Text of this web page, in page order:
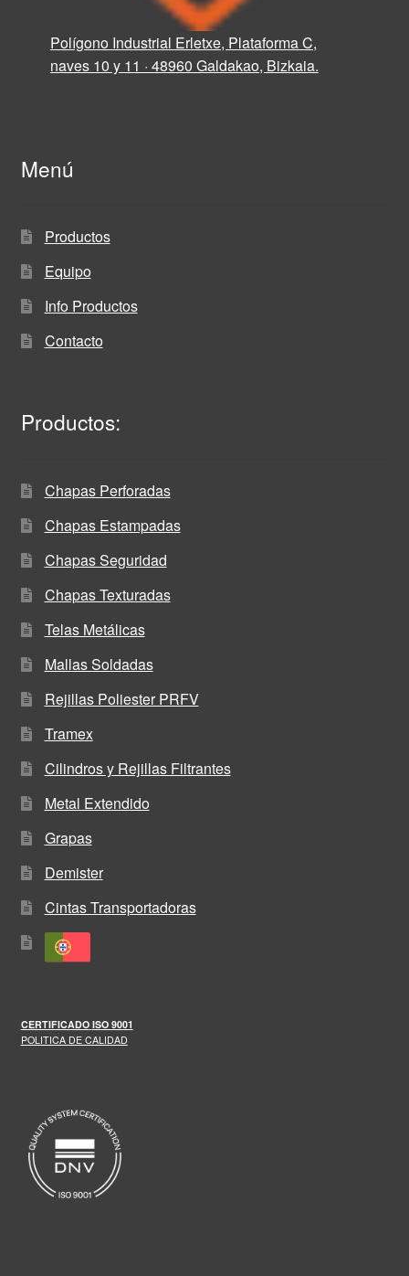
Polígono Industrial Erletxe, Plataforma C,
naves 10 y 11 · 48960 Galdakao, Bizkaia.
Menú
Productos
Equipo
Info Productos
Contacto
Productos:
Chapas Perforadas
Chapas Estampadas
Chapas Seguridad
Chapas Texturadas
Telas Metálicas
Mallas Soldadas
Rejillas Poliester PRFV
Tramex
Cilindros y Rejillas Filtrantes
Metal Extendido
Grapas
Demister
Cintas Transportadoras
CERTIFICADO ISO 9001
POLITICA DE CALIDAD